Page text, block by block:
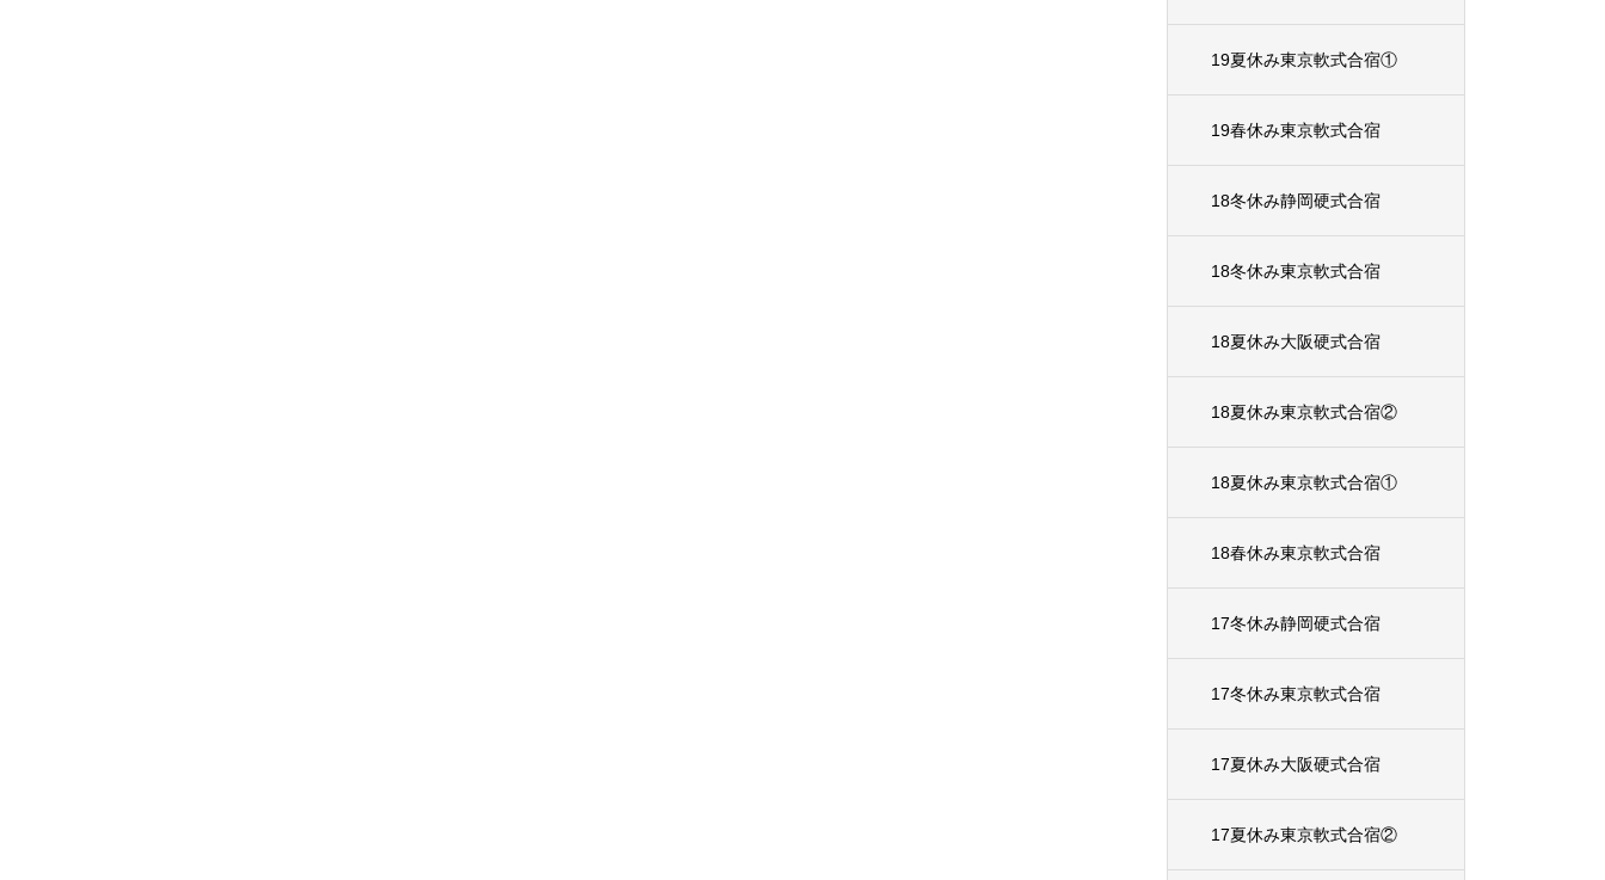
19夏休み東京軟式合宿①
19春休み東京軟式合宿
18冬休み静岡硬式合宿
18冬休み東京軟式合宿
18夏休み大阪硬式合宿
18夏休み東京軟式合宿②
18夏休み東京軟式合宿①
18春休み東京軟式合宿
17冬休み静岡硬式合宿
17冬休み東京軟式合宿
17夏休み大阪硬式合宿
17夏休み東京軟式合宿②